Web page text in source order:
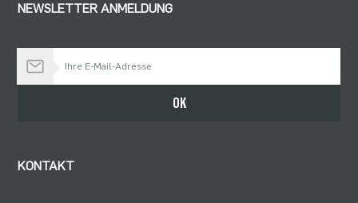
NEWSLETTER ANMELDUNG
OK
KONTAKT